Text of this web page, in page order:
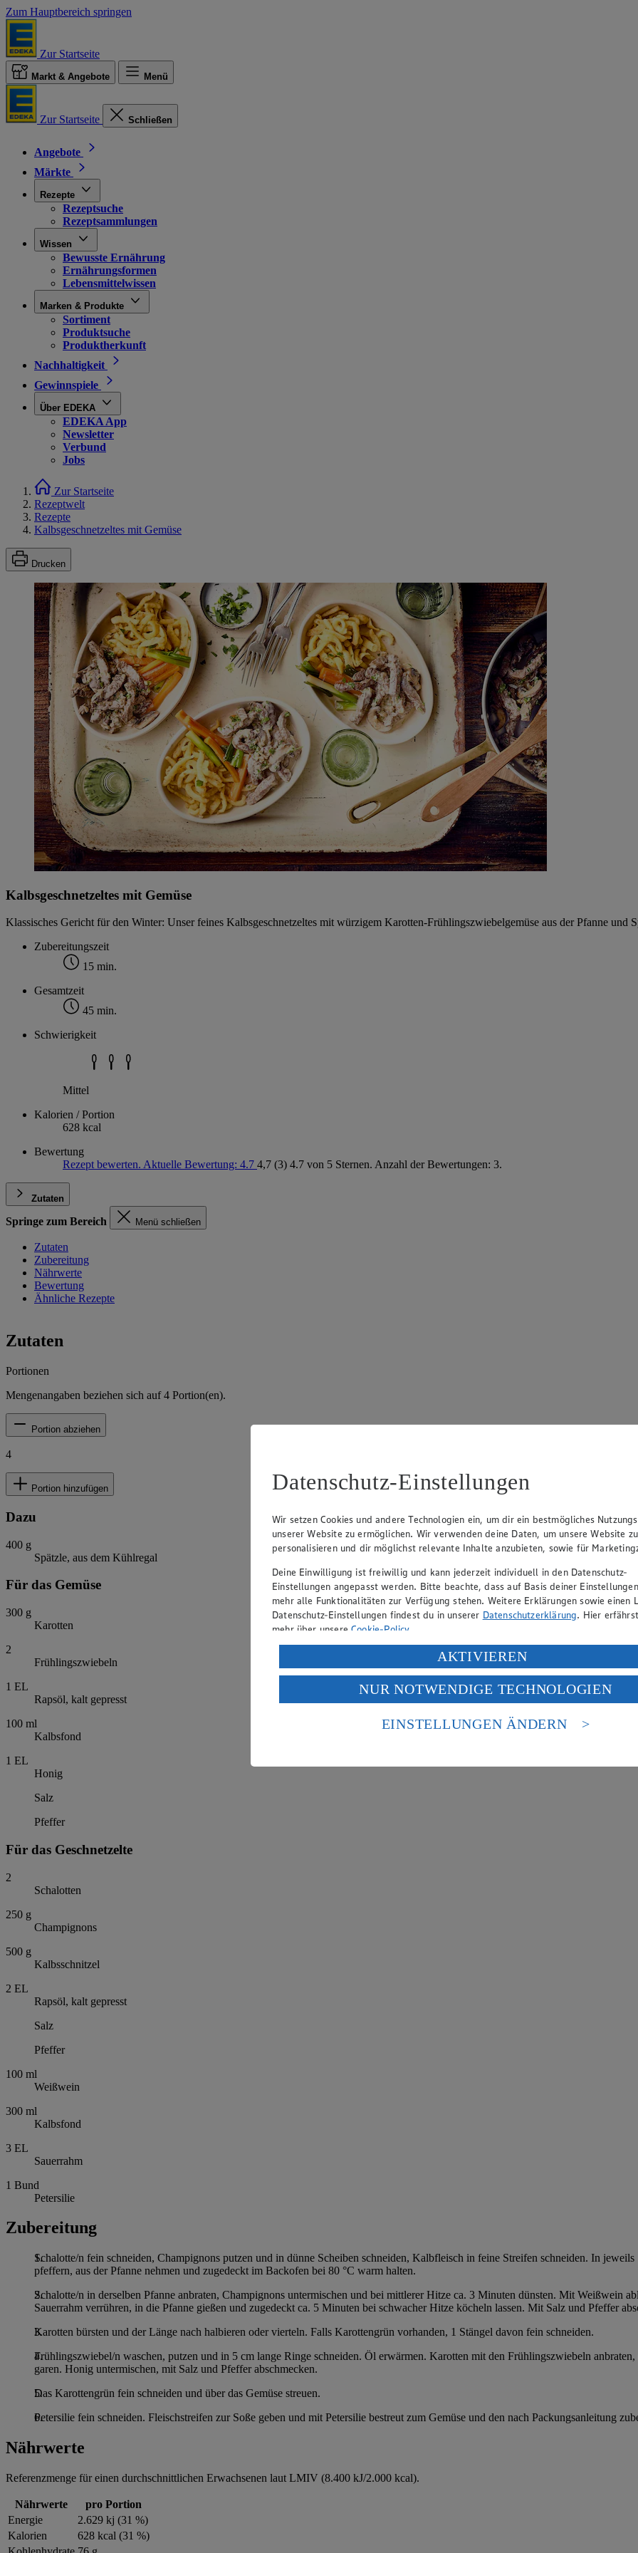
Zum Hauptbereich springen
Zur Startseite
Markt & Angebote Menü
Zur Startseite Schließen
Angebote
Märkte
Rezepte
Rezeptsuche
Rezeptsammlungen
Wissen
Bewusste Ernährung
Ernährungsformen
Lebensmittelwissen
Marken & Produkte
Sortiment
Produktsuche
Produktherkunft
Nachhaltigkeit
Gewinnspiele
Über EDEKA
EDEKA App
Newsletter
Verbund
Jobs
Zur Startseite
Rezeptwelt
Rezepte
Kalbsgeschnetzeltes mit Gemüse
Drucken
Kalbsgeschnetzeltes mit Gemüse
Klassisches Gericht für den Winter: Unser feines Kalbsgeschnetzeltes mit würzigem Karotten-Frühlingszwiebelgemüse aus der Pfanne und
Zubereitungszeit
15 min.
Gesamtzeit
45 min.
Schwierigkeit
Mittel
Kalorien / Portion
628 kcal
Bewertung
Rezept bewerten. Aktuelle Bewertung: 4.7 4,7 (3) 4.7 von 5 Sternen. Anzahl der Bewertungen: 3.
Zutaten
Springe zum Bereich Menü schließen
Zutaten
Zubereitung
Nährwerte
Bewertung
Ähnliche Rezepte
Zutaten
Portionen
Mengenangaben beziehen sich auf4 Portion(en).
Portion abziehen
4
Portion hinzufügen
Dazu
400 g
Spätzle, aus dem Kühlregal
Für das Gemüse
300 g
Karotten
2
Frühlingszwiebeln
1 EL
Rapsöl, kalt gepresst
100 ml
Kalbsfond
1 EL
Honig
Salz
Pfeffer
Für das Geschnetzelte
2
Schalotten
250 g
Champignons
500 g
Kalbsschnitzel
2 EL
Rapsöl, kalt gepresst
Salz
Pfeffer
100 ml
Weißwein
300 ml
Kalbsfond
3 EL
Sauerrahm
1 Bund
Petersilie
Zubereitung
Schalotte/n fein schneiden, Champignons putzen und in dünne Scheiben schneiden, Kalbfleisch in feine Streifen schneiden. In
pfeffern, aus der Pfanne nehmen und zugedeckt im Backofen bei 80 °C warm halten.
Schalotte/n in derselben Pfanne anbraten, Champignons untermischen und bei mittlerer Hitze ca. 3 Minuten dünsten. Mit Weißwein
Sauerrahm verrühren, in die Pfanne gießen und zugedeckt ca. 5 Minuten bei schwacher Hitze köcheln lassen. Mit Salz und Pfeffer
Karotten bürsten und der Länge nach halbieren oder vierteln. Falls Karottengrün vorhanden, 1 Stängel davon fein schneiden.
Frühlingszwiebel/n waschen, putzen und in 5 cm lange Ringe schneiden. Öl erwärmen. Karotten mit den Frühlingszwiebeln
garen. Honig untermischen, mit Salz und Pfeffer abschmecken.
Das Karottengrün fein schneiden und über das Gemüse streuen.
Petersilie fein schneiden. Fleischstreifen zur Soße geben und mit Petersilie bestreut zum Gemüse und den nach Packungsanleitung
Nährwerte
Referenzmenge für einen durchschnittlichen Erwachsenen laut LMIV (8.400 kJ/2.000 kcal).
Nährwerte
pro Portion
Energie
2.629 kj (31 %)
Kalorien
628 kcal (31 %)
Datenschutz-Einstellungen
Wir setzen Cookies und andere Technologien ein, um dir ein bestmögliches
unserer Website zu ermöglichen. Wir verwenden deine Daten, um unsere Website zu
personalisieren und dir möglichst relevante Inhalte anzubieten, sowie für
Deine Einwilligung ist freiwillig und kann jederzeit individuell in den Datenschutz-
Einstellungen angepasst werden. Bitte beachte, dass auf Basis deiner
mehr alle Funktionalitäten zur Verfügung stehen. Weitere Erklärungen sowie einen
Datenschutz-Einstellungen findest du in unserer Datenschutzerklärung. Hier
mehr über unsereCookie-Policy.
Verarbeitung deiner personenbezogenen Daten in den USA durch Facebook und
Wenn du auf „Aktivieren“ klickst, willigst du im Sinne des Art. 49 Abs. 1 Satz 1 lit.
ein, dass deine Daten in den USA verarbeitet werden. Der EuGH sieht die USA als
einem nach europäischen Standards nicht angemessenen Datenschutzniveau an. Es
Risiko eines Zugriffs durch US-amerikanische Behörden.
AKTIVIEREN
NUR NOTWENDIGE TECHNOLOGIEN
EINSTELLUNGEN ÄNDERN